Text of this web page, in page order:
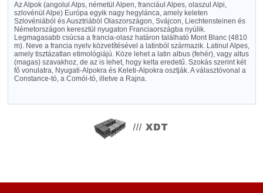
Az Alpok (angolul Alps, németül Alpen, franciául Alpes, olaszul Alpi,
szlovénül Alpe) Európa egyik nagy hegylánca, amely keleten
Szlovéniából és Ausztriából Olaszországon, Svájcon, Liechtensteinen és
Németországon keresztül nyugaton Franciaországba nyúlik.
Legmagasabb csúcsa a francia-olasz határon található Mont Blanc (4810
m). Neve a francia nyelv közvetítésével a latinból származik. Latinul Alpes,
amely tisztázatlan etimológiájú. Köze lehet a latin albus (fehér), vagy altus
(magas) szavakhoz, de az is lehet, hogy kelta eredetű. Szokás szerint két
fő vonulatra, Nyugati-Alpokra és Keleti-Alpokra osztják. A választóvonal a
Constance-tó, a Comói-tó, illetve a Rajna.